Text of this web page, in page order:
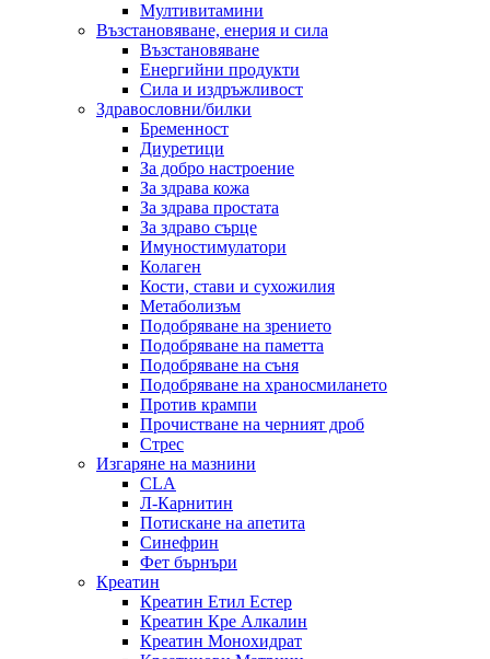
Мултивитамини
Възстановяване, енерия и сила
Възстановяване
Енергийни продукти
Сила и издръжливост
Здравословни/билки
Бременност
Диуретици
За добро настроение
За здрава кожа
За здрава простата
За здраво сърце
Имуностимулатори
Колаген
Кости, стави и сухожилия
Метаболизъм
Подобряване на зрението
Подобряване на паметта
Подобряване на съня
Подобряване на храносмилането
Против крампи
Прочистване на черният дроб
Стрес
Изгаряне на мазнини
CLA
Л-Карнитин
Потискане на апетита
Синефрин
Фет бърнъри
Креатин
Креатин Етил Естер
Креатин Кре Алкалин
Креатин Монохидрат